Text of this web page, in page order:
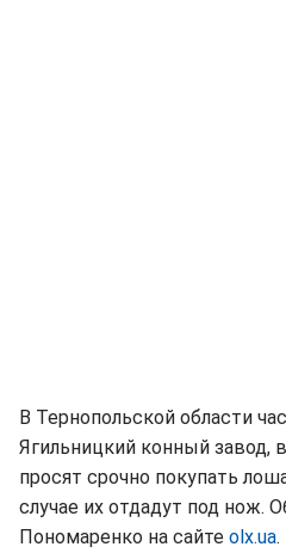
В Тернопольской области
Ягильницкий конный завод,
просят срочно покупать
случае их отдадут под нож.
Пономаренко на сайте olx.ua.